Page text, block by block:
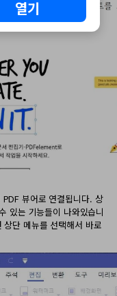
뷰어로 연결됩니다. 상
있는 기능들이 나와있습니
단 메뉴를 선택해서 바로
열기